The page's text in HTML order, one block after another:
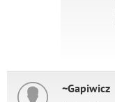
~Gapiwicz